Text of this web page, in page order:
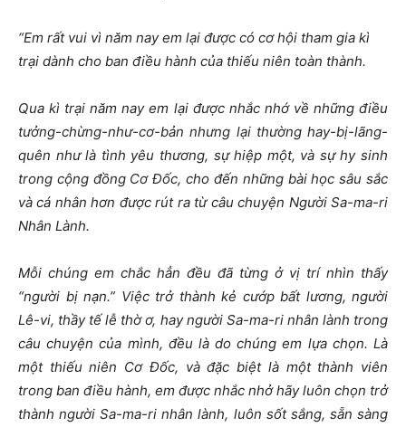
“Em rất vui vì năm nay em lại được có cơ hội tham gia kì
trại dành cho ban điều hành của thiếu niên toàn thành.
Qua kì trại năm nay em lại được nhắc nhớ về những điều
tưởng-chừng-như-cơ-bản nhưng lại thường hay-bị-lãng-
quên như là tình yêu thương, sự hiệp một, và sự hy sinh
trong cộng đồng Cơ Đốc, cho đến những bài học sâu sắc
và cá nhân hơn được rút ra từ câu chuyện Người Sa-ma-ri
Nhân Lành.
Mỗi chúng em chắc hẳn đều đã từng ở vị trí nhìn thấy
“người bị nạn.” Việc trở thành kẻ cướp bất lương, người
Lê-vi, thầy tế lễ thờ ơ, hay người Sa-ma-ri nhân lành trong
câu chuyện của mình, đều là do chúng em lựa chọn. Là
một thiếu niên Cơ Đốc, và đặc biệt là một thành viên
trong ban điều hành, em được nhắc nhở hãy luôn chọn trở
thành người Sa-ma-ri nhân lành, luôn sốt sắng, sẵn sàng